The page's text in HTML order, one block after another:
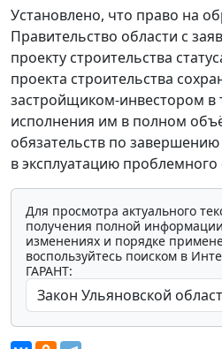
Установлено, что право на
Правительство области с
проекту строительства
проекта строительства
застройщиком-инвестором в
исполнения им в полном
обязательств по завершению
в эксплуатацию проблемного
Для просмотра актуального
получения полной
изменениях и порядке
воспользуйтесь поиском в
ГАРАНТ: